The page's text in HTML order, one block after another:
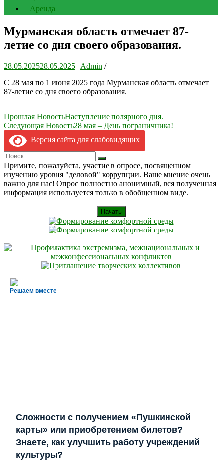
Аренда
Мурманская область отмечает 87-
летие со дня своего образования.
28.05.202528.05.2025 | Admin /
С 28 мая по 1 июня 2025 года Мурманская область отмечает
87-летие со дня своего образования.
Навигация
по
записям
Прошлая НовостьНаступление полярного дня.
Следующая Новость28 мая – День пограничника!
Версия сайта для слабовидящих
Search
for:
Искать
Примите, пожалуйста, участие в опросе, посвященном
изучению уровня "деловой" коррупции. Ваше мнение очень
важно для нас! Опрос полностью анонимный, вся полученная
информация используется только в обобщенном виде.
Начать
Решаем вместе
Сложности с получением «Пушкинской
карты» или приобретением билетов?
Знаете, как улучшить работу учреждений
культуры?